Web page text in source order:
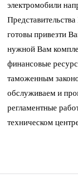
электромобили
готовы привезти
нужной Вам
финансовые
таможенным
обслуживаем и
регламентные
техническом